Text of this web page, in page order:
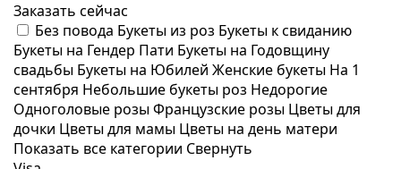
Заказать сейчас
Без повода Букеты из роз Букеты к свиданию
Букеты на Гендер Пати Букеты на Годовщину
свадьбы Букеты на Юбилей Женские букеты На 1
сентября Небольшие букеты роз Недорогие
Одноголовые розыФранцузские розы Цветы для
дочки Цветы для мамы Цветы на день матери
Показать все категории Свернуть